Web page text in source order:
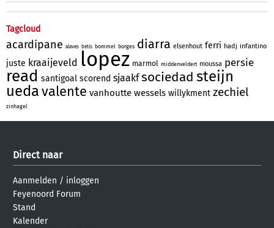
Tagcloud
acardipane alaves betis bommel borges diarra elsenhout ferri hadj infantino
juste kraaijeveld lopez marmol middenveldert moussa persie
read santigoal scorend sjaakf sociedad steijn
uedavalente vanhoutte wessels willykment zechiel
zinhagel
Direct naar
Aanmelden / inloggen
Feyenoord Forum
Stand
Kalender